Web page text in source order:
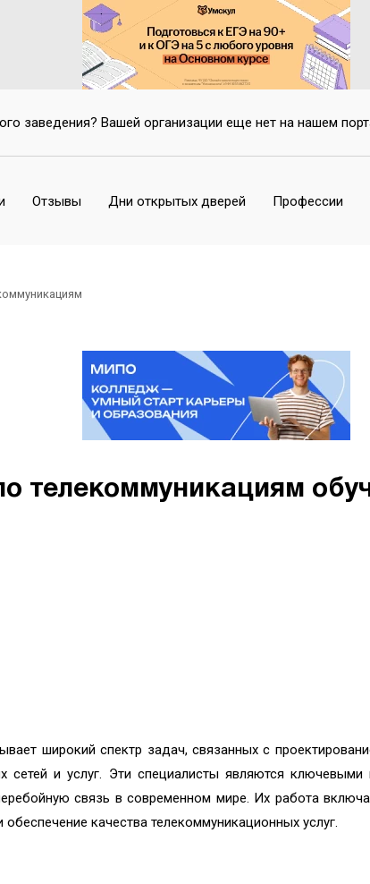
заведения? Вашей организации еще нет на нашем
Отзывы Дни открытых дверей Профессии
телекоммуникациям
широкий спектр задач, связанных с
сетей и услуг. Эти специалисты являются ключевыми
связь в современном мире. Их работа
качества телекоммуникационных услуг.